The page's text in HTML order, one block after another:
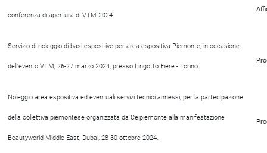
conferenza di apertura di VTM 2024.
Servizio di noleggio di basi espositive per area espositiva Piemonte, in occasione
dell'evento VTM, 26-27 marzo 2024, presso Lingotto Fiere - Torino.
Noleggio area espositiva ed eventuali servizi tecnici annessi, per la partecipazione
della collettiva piemontese organizzata da Ceipiemonte alla manifestazione
Beautyworld Middle East, Dubai, 28-30 ottobre 2024.